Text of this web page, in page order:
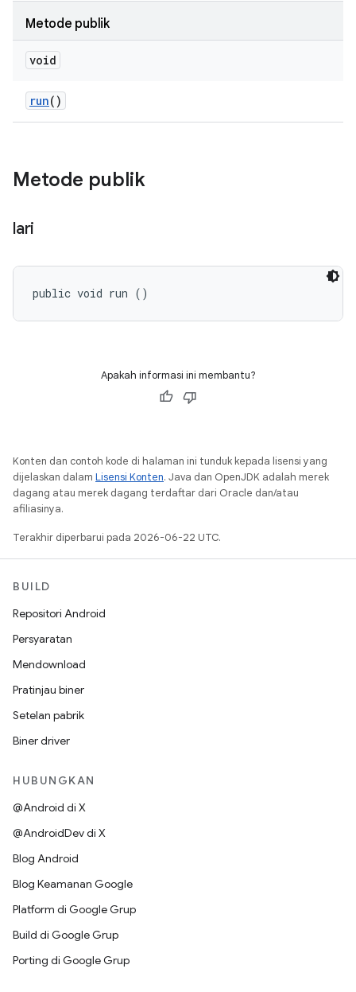
Metode publik
void
run()
Metode publik
lari
public void run ()
Apakah informasi ini membantu?
Konten dan contoh kode di halaman ini tunduk kepada lisensi yang
dijelaskan dalam Lisensi Konten. Java dan OpenJDK adalah merek
dagang atau merek dagang terdaftar dari Oracle dan/atau
afiliasinya.
Terakhir diperbarui pada 2026-06-22 UTC.
BUILD
Repositori Android
Persyaratan
Mendownload
Pratinjau biner
Setelan pabrik
Biner driver
HUBUNGKAN
@Android di X
@AndroidDev di X
Blog Android
Blog Keamanan Google
Platform di Google Grup
Build di Google Grup
Porting di Google Grup